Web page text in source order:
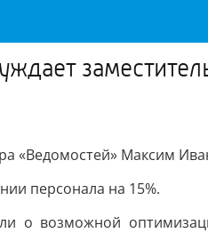
«Ведомостей» Максим
персонала на 15%.
о возможной